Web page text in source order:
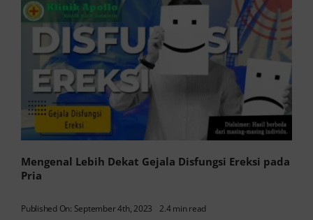
Mengenal Lebih Dekat Gejala Disfungsi Ereksi pada
Pria
Published On: September 4th, 2023 2.4 min read